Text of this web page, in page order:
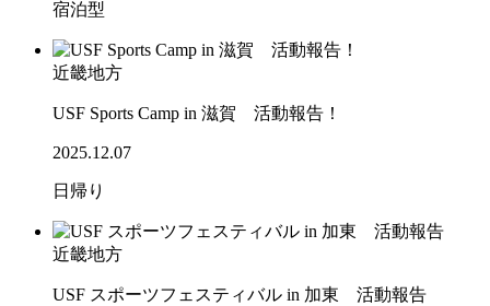
宿泊型
近畿地方
USF Sports Camp in 滋賀 活動報告！
2025.12.07
日帰り
近畿地方
USF スポーツフェスティバル in 加東 活動報告